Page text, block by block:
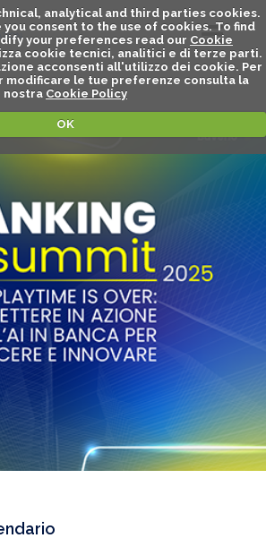
analytical and third parties cookies.
you consent to the use of cookies. To find
your preferences read our Cookie
cookie tecnici, analitici e di terze parti.
acconsenti all'utilizzo dei cookie. Per
modificare le tue preferenze consulta la
nostra Cookie Policy
OK